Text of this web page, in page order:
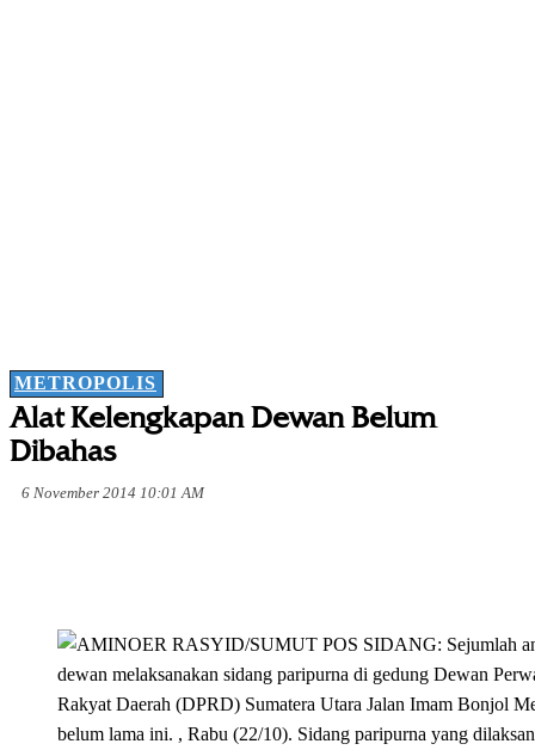
METROPOLIS
Alat Kelengkapan Dewan Belum
Dibahas
6 November 2014 10:01 AM